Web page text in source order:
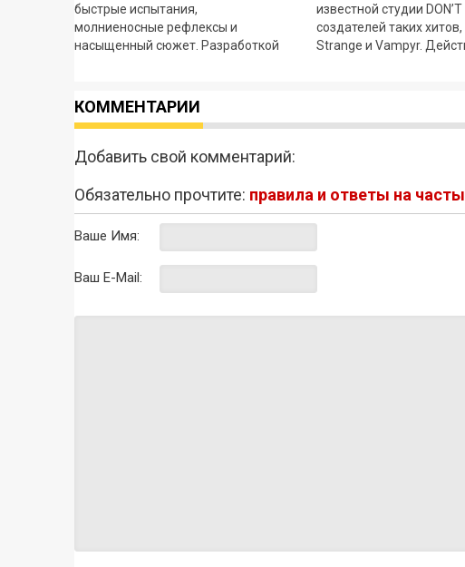
быстрые испытания,
молниеносные рефлексы и
насыщенный сюжет. Разработкой
известной студии DON’T
создателей таких
Strange и Vampyr.
КОММЕНТАРИИ
Добавить свой комментарий:
Обязательно прочтите: правила и ответы на
Ваше Имя:
Ваш E-Mail: